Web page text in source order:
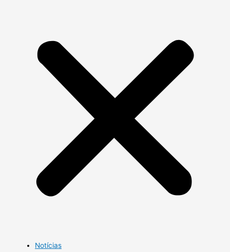
Notícias